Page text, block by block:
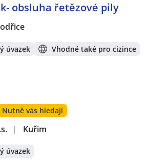
obsluha řetězové pily
úvazek Vhodné také pro cizince
Nutně vás hledají
| Kuřim
úvazek